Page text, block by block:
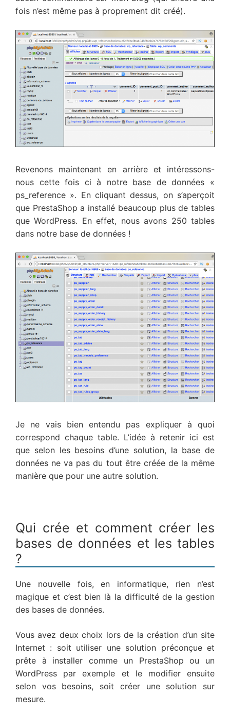
fois n’est même pas à proprement dit créé).
Revenons maintenant en arrière et intéressons-
nous cette fois ci à notre base de données «
ps_reference ». En cliquant dessus, on s’aperçoit
que PrestaShop a installé beaucoup plus de tables
que WordPress. En effet, nous avons 250 tables
dans notre base de données !
Je ne vais bien entendu pas expliquer à quoi
correspond chaque table. L’idée à retenir ici est
que selon les besoins d’une solution, la base de
données ne va pas du tout être créée de la même
manière que pour une autre solution.
Qui crée et comment créer les
bases de données et les tables
?
Une nouvelle fois, en informatique, rien n’est
magique et c’est bien là la difficulté de la gestion
des bases de données.
Vous avez deux choix lors de la création d’un site
Internet : soit utiliser une solution préconçue et
prête à installer comme un PrestaShop ou un
WordPress par exemple et le modifier ensuite
selon vos besoins, soit créer une solution sur
mesure.